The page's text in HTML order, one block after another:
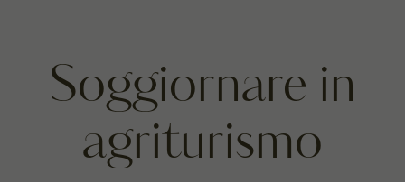
Soggiornare in
agriturismo